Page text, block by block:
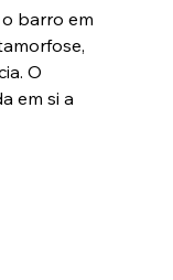
barro em
O
em si a